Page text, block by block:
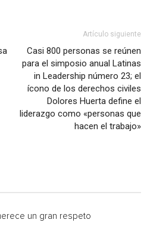
Artículo siguiente
Casi 800 personas se reúnen
para el simposio anual Latinas
in Leadership número 23; el
ícono de los derechos civiles
Dolores Huerta define el
liderazgo como «personas que
hacen el trabajo»
un gran respeto